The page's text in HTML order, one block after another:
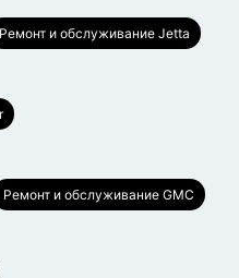
Ремонт и обслуживание Jetta
Ремонт и обслуживание GMC